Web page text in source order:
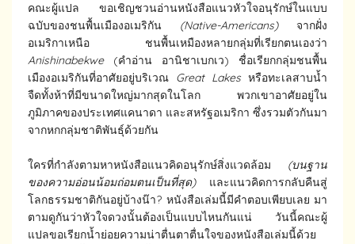
คณะผู้แปล ขอเชิญชวนอ่านหนังสือแนวหัวใจอนุรักษ์ในแบบ
ฉบับของชนพื้นเมืองอเมริกัน​ (Native-Americans)​ จากฝั่ง
อเมริกาเหนือ​ ชนพื้นเหมืองหลายกลุ่มที่เรียกตนเองว่า​
Anishinabekwe(คำอ่าน อานิชาเบกเว) ชื่อเรียกกลุ่มชนพื้น
เมืองอเมริกันที่อาศัยอยู่บริเวณ Great Lakesหรือทะเลสาบน้ำ
จืดทั้งห้าที่มีขนาดใหญ่มากสุดในโลก พวกเขาอาศัยอยู่ใน
ภูมิภาคของประเทศแคนาดา และสหรัฐอเมริกา ซึ่งรวมตัวกันมา
จากหกกลุ่มชาติพันธุ์ด้วยกัน
ใครที่กำลังตามหาหนังสือแนวคิดอนุรักษ์​สิ่งแวดล้อม (บนฐาน
ของความอ่อนน้อมถ่อมตนเป็นที่สุด)​ และแนวคิดการกลับคืนสู่
โลกธรรมชาติ​กันอยู่บ้างน๊า?​ หนังสือเล่มนี้มีคำตอบเพียบเลย มา
ตามดูกันว่า​หัวใจดวงนั้นต้องเป็นแบบไหนกันแน่ วันนี้คณะผู้
แปลขอเรียกน้ำย่อยความน่าตื่นตาตื่นใจของหนังสือเล่มนี้ด้วย